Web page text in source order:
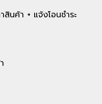
สินค้า + แจ้งโอนชำระ